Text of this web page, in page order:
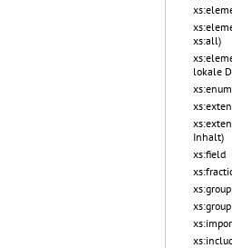
xs:all)
lokale
Inhalt)
xs:field